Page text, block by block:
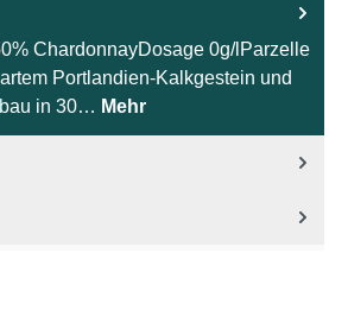
ChardonnayDosage 0g/lParzelle
Portlandien-Kalkgestein und
in 30… Mehr